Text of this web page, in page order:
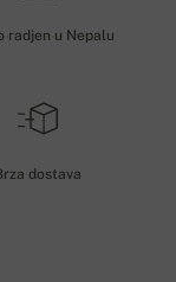
radjen u Nepalu
dostava